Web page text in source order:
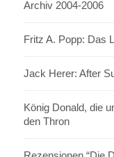
Archiv 2004-2006
Fritz A. Popp: Das
Jack Herer: After
König Donald, die
den Thron